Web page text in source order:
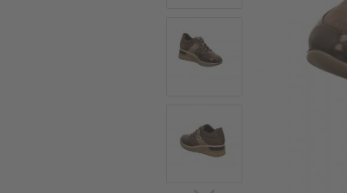
Jagdschuhe
Gummistiefel
Zwiegenähte Jagdschuhe